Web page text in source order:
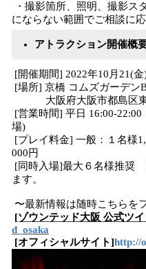
・撮影箇所、照明、撮影ス
にならない範囲でご相談に
アトラクション開催概
[開催期間] 2022年10月21(
[場所] 京橋 コムズガーデン
大阪府大阪市都島区東
[営業時間] 平日 16:00-22:00
場)
[プレイ料金] 一般：１名様
000円
[同時入場]最大６名様推奨
ます。
〜最新情報は随時こちらを
[ゾウンテッド大阪 公式ツ
d_osaka
[オフィシャルサイト]http://